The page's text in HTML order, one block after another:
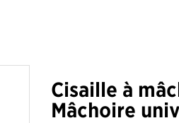
Cisaille à
Mâchoire